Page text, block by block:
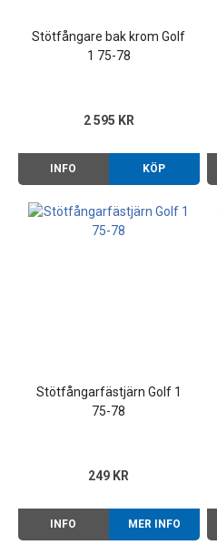
Stötfångare bak krom Golf
1 75-78
2 595 KR
INFO KÖP
Stötfångarfästjärn Golf 1
75-78
249 KR
INFO MER INFO